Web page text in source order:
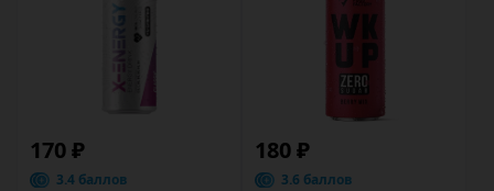
170 ₽
3.4 баллов
180 ₽
3.6 баллов